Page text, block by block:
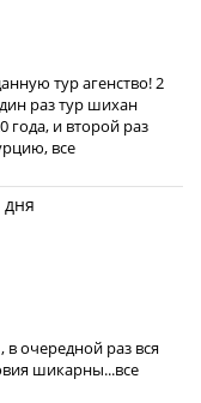
тур агенство! 2
раз тур шихан
года, и второй раз
все
в очередной раз вся
шикарны...все